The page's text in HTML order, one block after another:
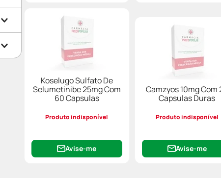
Koselugo Sulfato De
Selumetinibe 25mg Com
60 Capsulas
Produto indisponível
Avise-me
Camzyos 10mg Com
Capsulas Duras
Produto indisponível
Avise-me